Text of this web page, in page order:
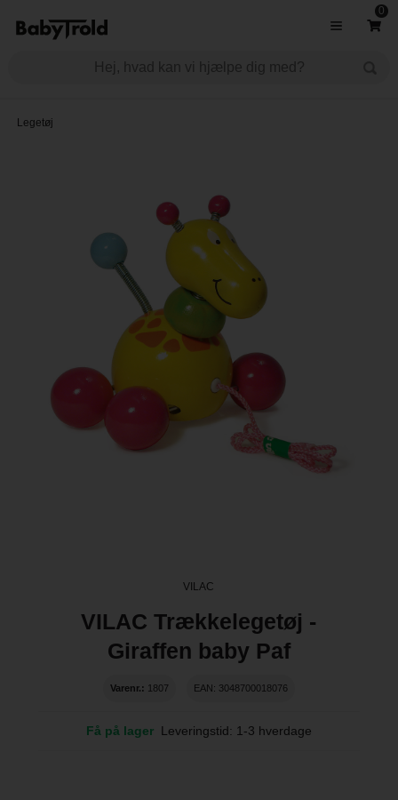
0
Legetøj
VILAC
VILAC Trækkelegetøj -
Giraffen baby Paf
Varenr.: 1807 EAN: 3048700018076
Få på lager Leveringstid: 1-3 hverdage